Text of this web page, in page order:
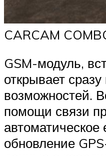
CARCAM
GSM-модуль,
открывает
возможностей.
помощи связи
обновление